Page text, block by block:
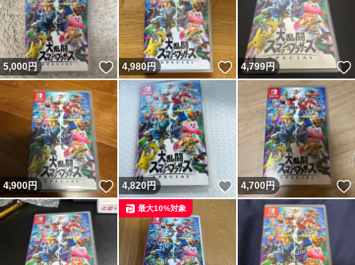
5,000円 いいね！
4,980円 いいね！
4,799円
4,900円 いいね！
4,820円 いいね！
4,700円
最大10%対象